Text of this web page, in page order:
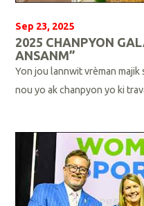
Sep 23, 2025
2025 CHANPYON
ANSANM”
Yon jou lannwit vrèman
nou yo ak chanpyon yo ki
L